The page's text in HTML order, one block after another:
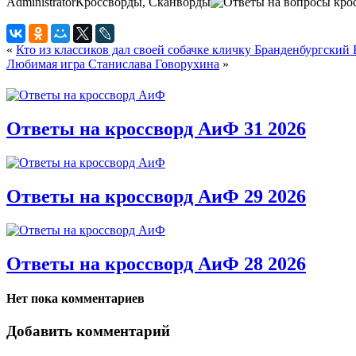
« Кто из классиков дал своей собачке кличку Бранденбургский
Любимая игра Станислава Говорухина »
Ответы на кроссворд АиФ 31 2026
Ответы на кроссворд АиФ 29 2026
Ответы на кроссворд АиФ 28 2026
Нет пока комментариев
Добавить комментарий